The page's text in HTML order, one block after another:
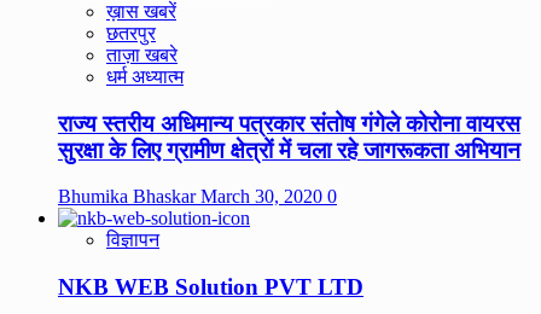
ख़ास खबरें
छतरपुर
ताज़ा खबरे
धर्म अध्यात्म
राज्य स्तरीय अधिमान्य पत्रकार संतोष गंगेले कोरोना वायरस
सुरक्षा के लिए ग्रामीण क्षेत्रों में चला रहे जागरूकता अभियान
Bhumika BhaskarMarch 30, 2020 0
विज्ञापन
NKB WEB Solution PVT LTD